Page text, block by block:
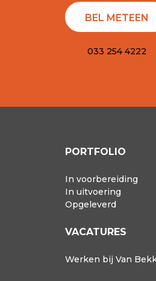
BEL METEEN
033 254 4222
PORTFOLIO
In voorbereiding
In uitvoering
Opgeleverd
VACATURES
Werken bij Van